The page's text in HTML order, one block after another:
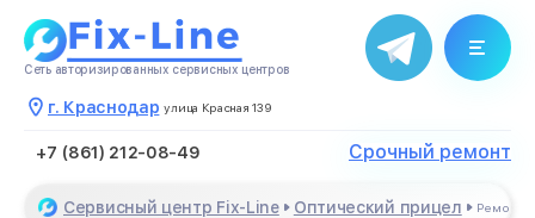
Сеть авторизированных сервисных центров
г. Краснодар улица Красная 139
+7 (861) 212-08-49 Срочный ремонт
Сервисный центр Fix-Line Оптический прицел Ремонт